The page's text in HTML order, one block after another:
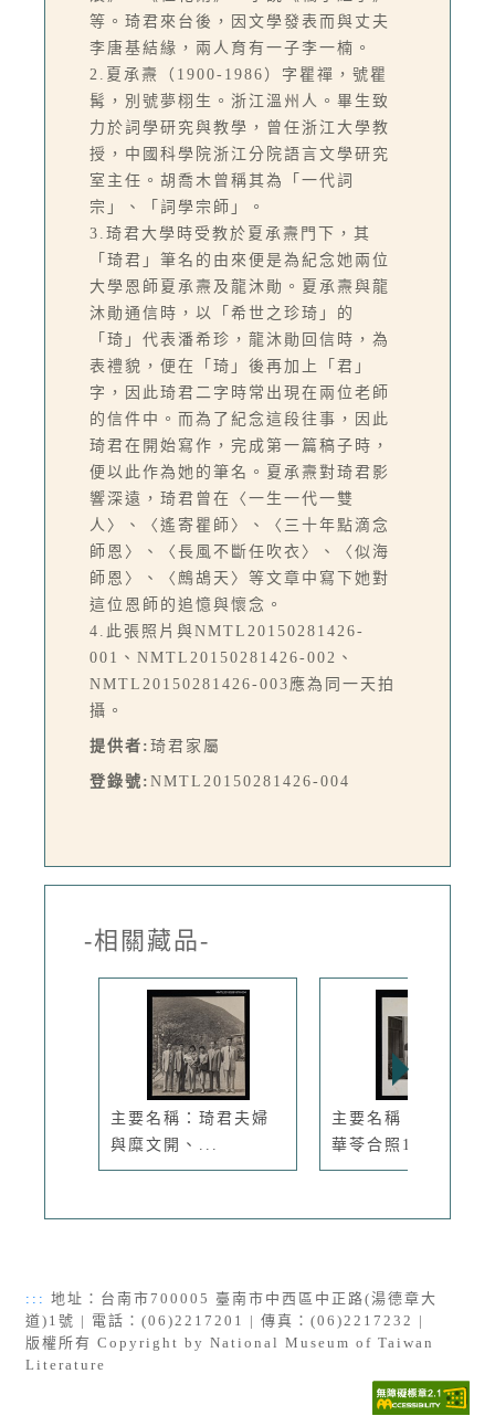
等。琦君來台後，因文學發表而與丈夫
李唐基結緣，兩人育有一子李一楠。
2.夏承燾（1900-1986）字瞿禪，號瞿
髯，別號夢栩生。浙江溫州人。畢生致
力於詞學研究與教學，曾任浙江大學教
授，中國科學院浙江分院語言文學研究
室主任。胡喬木曾稱其為「一代詞
宗」、「詞學宗師」。
3.琦君大學時受教於夏承燾門下，其
「琦君」筆名的由來便是為紀念她兩位
大學恩師夏承燾及龍沐勛。夏承燾與龍
沐勛通信時，以「希世之珍琦」的
「琦」代表潘希珍，龍沐勛回信時，為
表禮貌，便在「琦」後再加上「君」
字，因此琦君二字時常出現在兩位老師
的信件中。而為了紀念這段往事，因此
琦君在開始寫作，完成第一篇稿子時，
便以此作為她的筆名。夏承燾對琦君影
響深遠，琦君曾在〈一生一代一雙
人〉、〈遙寄瞿師〉、〈三十年點滴念
師恩〉、〈長風不斷任吹衣〉、〈似海
師恩〉、〈鷓鴣天〉等文章中寫下她對
這位恩師的追憶與懷念。
4.此張照片與NMTL20150281426-
001、NMTL20150281426-002、
NMTL20150281426-003應為同一天拍
攝。
提供者: 琦君家屬
登錄號: NMTL20150281426-004
-相關藏品-
主要名稱：琦君夫婦
與糜文開、...
主要名稱：琦君與聶
華苓合照1...
::: 地址：台南市700005 臺南市中西區中正路(湯德章大
道)1號 | 電話：(06)2217201 | 傳真：(06)2217232 |
版權所有 Copyright by National Museum of Taiwan
Literature